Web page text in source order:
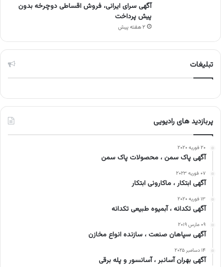
آگهی سرای ایرانی، فروش اقساطی دوچرخه بدون
پیش پرداخت
۲ هفته پیش
تبلیغات
پربازدید های رادیویی
۲۰ فوریه ۲۰۲۰
آگهی پاک سمن ، محصولات پاک سمن
۰۷ فوریه ۲۰۲۳
آگهی ابتکار ، ماکارونی ابتکار
۱۳ فوریه ۲۰۲۰
آگهی تکدانه ، آبمیوه طبیعی تکدانه
۰۹ مارس ۲۰۱۹
آگهی سپاهان صنعت ، سازنده انواع مخازن
۱۴ دسامبر ۲۰۲۵
آگهی بهران آسانبر ، آسانسور و پله برقی